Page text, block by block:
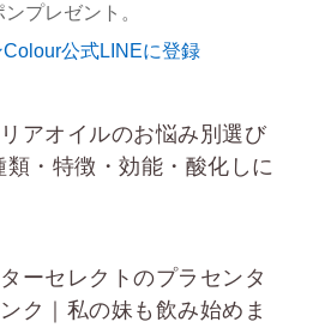
ンプレゼント。
公式LINEに登録
アオイルのお悩み別選び
類・特徴・効能・酸化しに
ターセレクトのプラセンタ
ンク｜私の妹も飲み始めま